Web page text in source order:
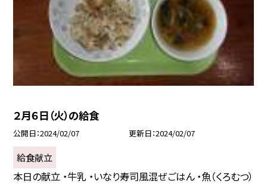
２月６日（火）の給食
公開日 2024/02/07 更新日 2024/02/07
給食献立
本日の献立 ・牛乳 ・いなり寿司風混ぜごはん ・魚（くろむつ）